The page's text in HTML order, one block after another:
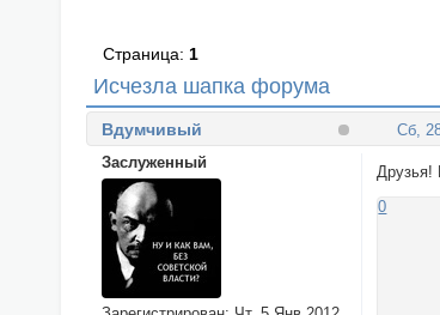
Исчезла шапка форума
Страница: 1
Сб,
Вдумчивый
Заслуженный
Друзья!
0